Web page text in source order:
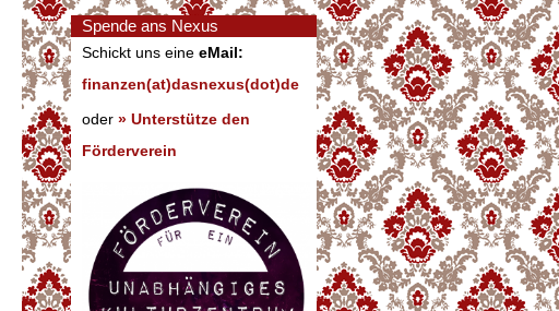
Spende ans Nexus
Schickt uns eine eMail:
finanzen(at)dasnexus(dot)de
oder » Unterstütze den
Förderverein